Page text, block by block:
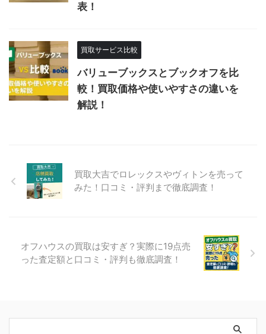
表！
買取サービス比較
バリューブックスとブックオフを比
較！買取価格や使いやすさの違いを
解説！
買取大吉でロレックスやヴィトンを売って
みた！口コミ・評判まで徹底調査！
オフハウスの買取は安すぎ？実際に19点売
った査定額と口コミ・評判も徹底調査！